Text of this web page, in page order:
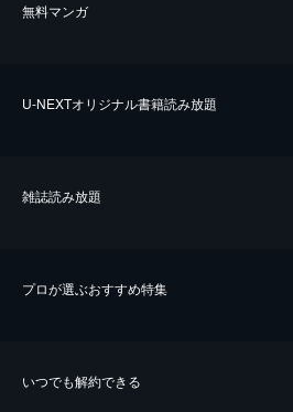
無料マンガ
U-NEXTオリジナル書籍読み放題
雑誌読み放題
プロが選ぶおすすめ特集
いつでも解約できる